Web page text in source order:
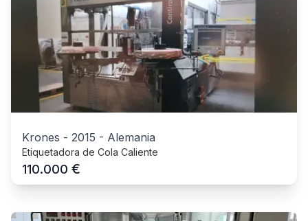
Krones - 2015 - Alemania
Etiquetadora de Cola Caliente
110.000 €